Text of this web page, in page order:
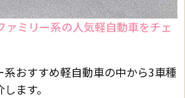
ミリー系の人気軽自動車をチェ
おすすめ軽自動車の中から3車種
ます。